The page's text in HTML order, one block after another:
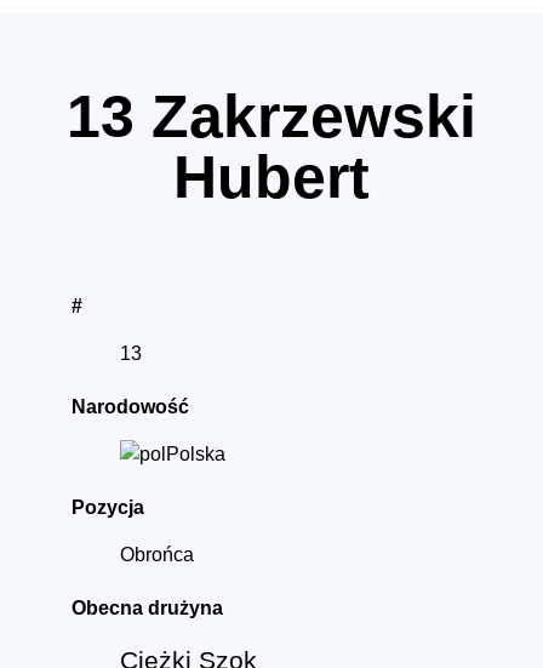
13 Zakrzewski
Hubert
#
13
Narodowość
Polska
Pozycja
Obrońca
Obecna drużyna
Ciężki Szok